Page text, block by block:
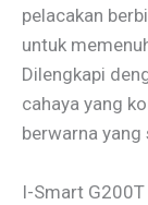
pelacakan
untuk
Dilengkapi
cahaya yang
berwarna yang
I-Smart